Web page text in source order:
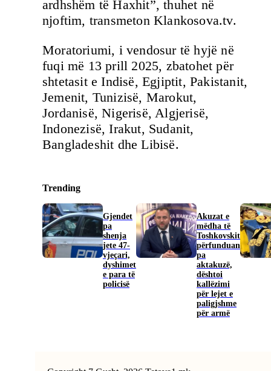
ardhshëm të Haxhit”, thuhet në
njoftim, transmeton Klankosova.tv.
Moratoriumi, i vendosur të hyjë në
fuqi më 13 prill 2025, zbatohet për
shtetasit e Indisë, Egjiptit, Pakistanit,
Jemenit, Tunizisë, Marokut,
Jordanisë, Nigerisë, Algjerisë,
Indonezisë, Irakut, Sudanit,
Bangladeshit dhe Libisë.
Trending
Gjendet
pa
shenja
jete 47-
vjeçari,
dyshimet
e para të
policisë
Akuzat e
mëdha të
Toshkovskit
përfunduan
pa
aktakuzë,
dështoi
kallëzimi
për lejet e
paligjshme
për armë